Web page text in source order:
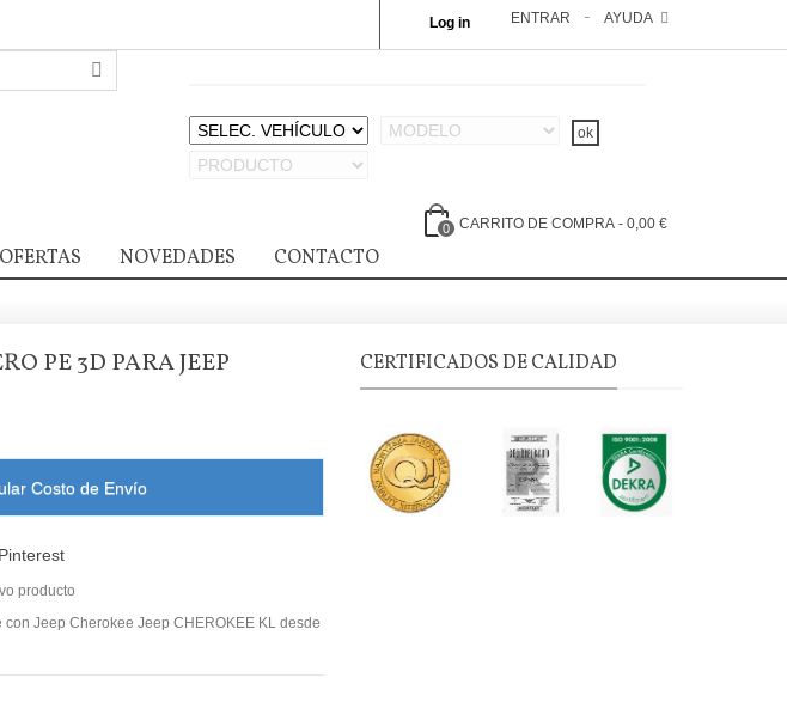
AYUDA
ENTRAR
Log in
0 CARRITO DE COMPRA - 0,00 €
OFERTAS NOVEDADES CONTACTO
PE 3D PARA JEEP
Costo de Envío
Pinterest
producto
Jeep Cherokee Jeep CHEROKEE KL desde
CERTIFICADOS DE CALIDAD